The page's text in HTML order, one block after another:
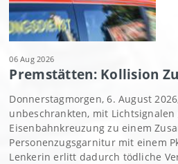
06 Aug 2026
Premstätten: Kollision
Donnerstagmorgen, 6. August
unbeschrankten, mit Lichtsignalen
Eisenbahnkreuzung zu einem
Personenzugsgarnitur mit einem
Lenkerin erlitt dadurch tödliche